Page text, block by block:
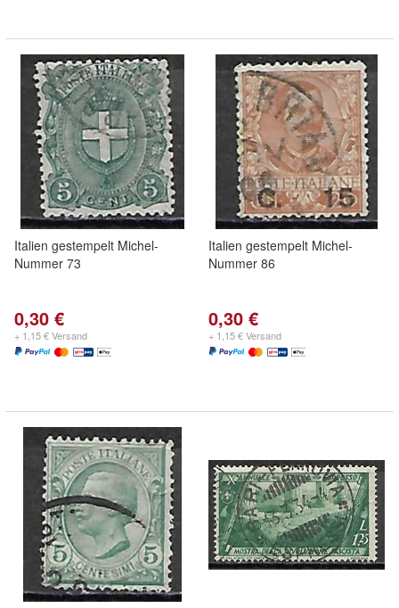
Italien gestempelt Michel-
Nummer 73
0,30 €
+ 1,15 € Versand
Italien gestempelt Michel-
Nummer 86
0,30 €
+ 1,15 € Versand